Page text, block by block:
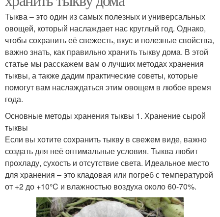
Тыква – это один из самых полезных и универсальных
овощей, который наслаждает нас круглый год. Однако,
чтобы сохранить её свежесть, вкус и полезные свойства,
важно знать, как правильно хранить тыкву дома. В этой
статье мы расскажем вам о лучших методах хранения
тыквы, а также дадим практические советы, которые
помогут вам наслаждаться этим овощем в любое время
года.
Основные методы хранения тыквы 1. Хранение сырой
тыквы
Если вы хотите сохранить тыкву в свежем виде, важно
создать для неё оптимальные условия. Тыква любит
прохладу, сухость и отсутствие света. Идеальное место
для хранения – это кладовая или погреб с температурой
от +2 до +10°C и влажностью воздуха около 60-70%.